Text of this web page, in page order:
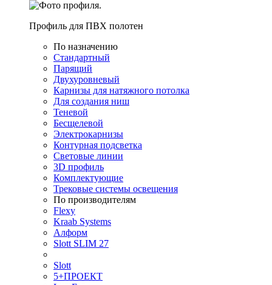
Профиль для ПВХ полотен
По назначению
Стандартный
Парящий
Двухуровневый
Карнизы для натяжного потолка
Для создания ниш
Теневой
Бесщелевой
Электрокарнизы
Контурная подсветка
Световые линии
3D профиль
Комплектующие
Трековые системы освещения
По производителям
Flexy
Kraab Systems
Алформ
Slott SLIM 27
Slott
5+ПРОЕКТ